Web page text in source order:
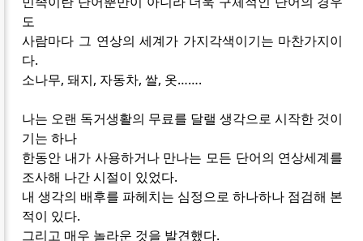
도
사람마다 그 연상의 세계가 가지각색이기는 마찬가지이
다.
소나무, 돼지, 자동차, 쌀, 옷…….
나는 오랜 독거생활의 무료를 달랠 생각으로 시작한 것이
기는 하나
한동안 내가 사용하거나 만나는 모든 단어의 연상세계를
조사해 나간 시절이 있었다.
내 생각의 배후를 파헤치는 심정으로 하나하나 점검해 본
적이 있다.
그리고 매우 놀라운 것을 발견했다.